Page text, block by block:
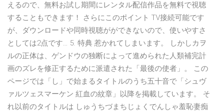
えるので、無料お試し期間にレンタル配信作品を無料で視聴
することもできます！ さらにこのポイント TV接続可能です
が、ダウンロードや同時視聴がができないので、使いやすさ
としては2点です… 5. 特典 惹かれてしまいます。 しかしカヲ
ルの正体は、ゲンドウの独断によって進められた人類補完計
画のズレを修正するために派遣された「最後の使者」。 この
ページでは「し」で始まるタイトルのうち五十音で「シュヴ
ァルツェスマーケン 紅血の紋章」以降を掲載しています。 そ
れ以前のタイトルは しゅうちづまちじょくでんしゃ羞恥妻痴